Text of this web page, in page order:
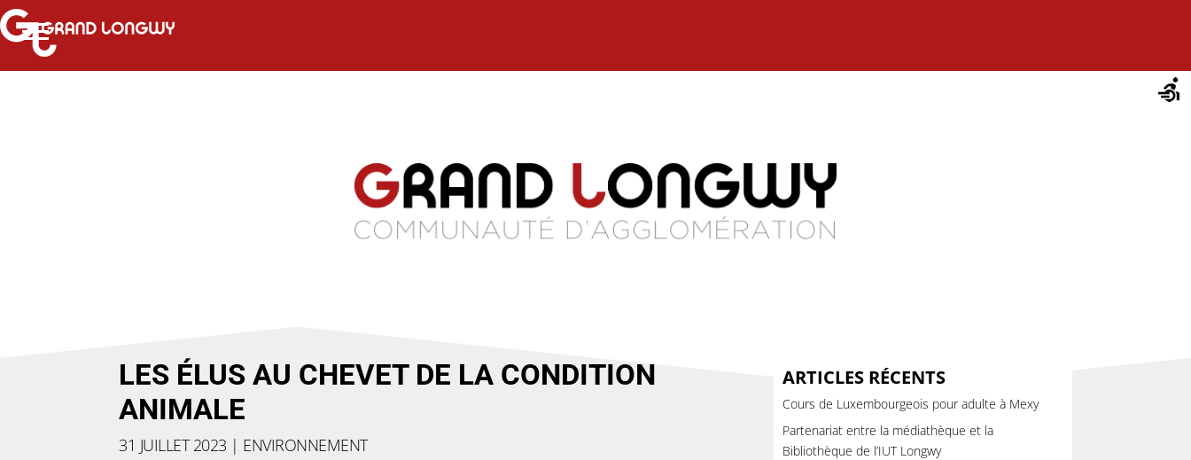
LES ÉLUS AU CHEVET DE LA CONDITION
ANIMALE
31 JUILLET 2023 | ENVIRONNEMENT
ARTICLES RÉCENTS
Cours de Luxembourgeois pour adulte à Mexy
Partenariat entre la médiathèque et la
Bibliothèque de l’IUT Longwy